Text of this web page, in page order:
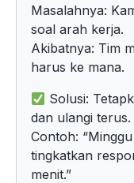
Masalahnya:
soal arah kerja.
Akibatnya: Tim
harus ke mana.
Solusi:
dan ulangi terus.
Contoh:
tingkatkan
menit.”